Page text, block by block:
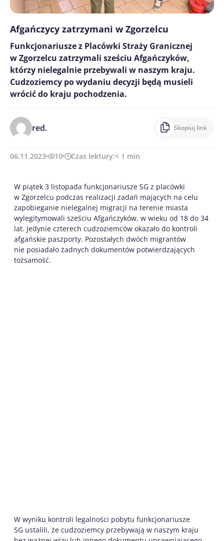
Afgańczycy zatrzymani w Zgorzelcu
Funkcjonariusze z Placówki Straży Granicznej
w Zgorzelcu zatrzymali sześciu Afgańczyków,
którzy nielegalnie przebywali w naszym kraju.
Cudzoziemcy po wydaniu decyzji będą musieli
wrócić do kraju pochodzenia.
red. Skopiuj link
06.11.2023 10 Czas lektury:< 1 min
W piątek 3 listopada funkcjonariusze SG z placówki
w Zgorzelcu podczas realizacji zadań mających na celu
zapobieganie nielegalnej migracji na terenie miasta
wylegitymowali sześciu Afgańczyków, w wieku od 18 do 34
lat. Jedynie czterech cudzoziemców okazało do kontroli
afgańskie paszporty. Pozostałych dwóch migrantów
nie posiadało żadnych dokumentów potwierdzających
tożsamość.
W wyniku kontroli legalności pobytu funkcjonariusze
SG ustalili, że cudzoziemcy przebywają w naszym kraju